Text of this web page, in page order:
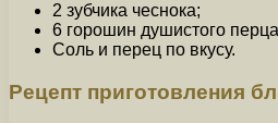
2 зубчика чеснока;
6 горошин душистого
Соль и перец по вкусу.
Рецепт приготовления